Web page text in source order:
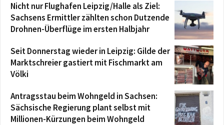
Nicht nur Flughafen Leipzig/Halle als Ziel:
Sachsens Ermittler zählten schon Dutzende
Drohnen-Überflüge im ersten Halbjahr
Seit Donnerstag wieder in Leipzig: Gilde der
Marktschreier gastiert mit Fischmarkt am
Völki
Antragsstau beim Wohngeld in Sachsen:
Sächsische Regierung plant selbst mit
Millionen-Kürzungen beim Wohngeld